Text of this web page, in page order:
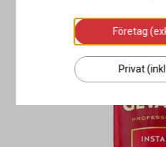
Företag
Privat